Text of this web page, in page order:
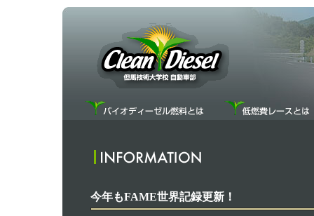
今年もFAME世界記録更新！